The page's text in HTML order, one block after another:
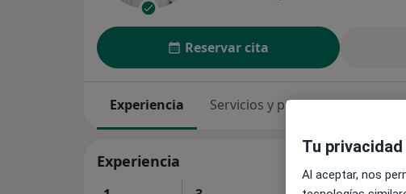
Reservar cita
Experiencia Servicios y precios
Experiencia
Tu
Al aceptar, nos